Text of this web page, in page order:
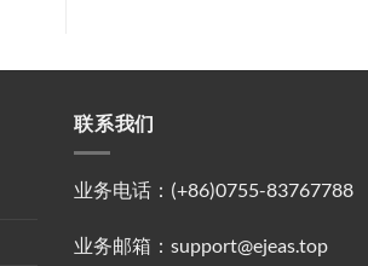
联系我们
业务电话：(+86)0755-83767788
业务邮箱：support@ejeas.top